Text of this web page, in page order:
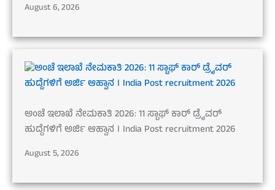
August 6, 2026
ಅಂಚೆ ಇಲಾಖೆ ನೇಮಕಾತಿ 2026: 11 ಸ್ಟಾಫ್ ಕಾರ್ ಡ್ರೈವರ್
ಹುದ್ದೆಗಳಿಗೆ ಅರ್ಜಿ ಆಹ್ವಾನ । India Post recruitment 2026
August 5, 2026